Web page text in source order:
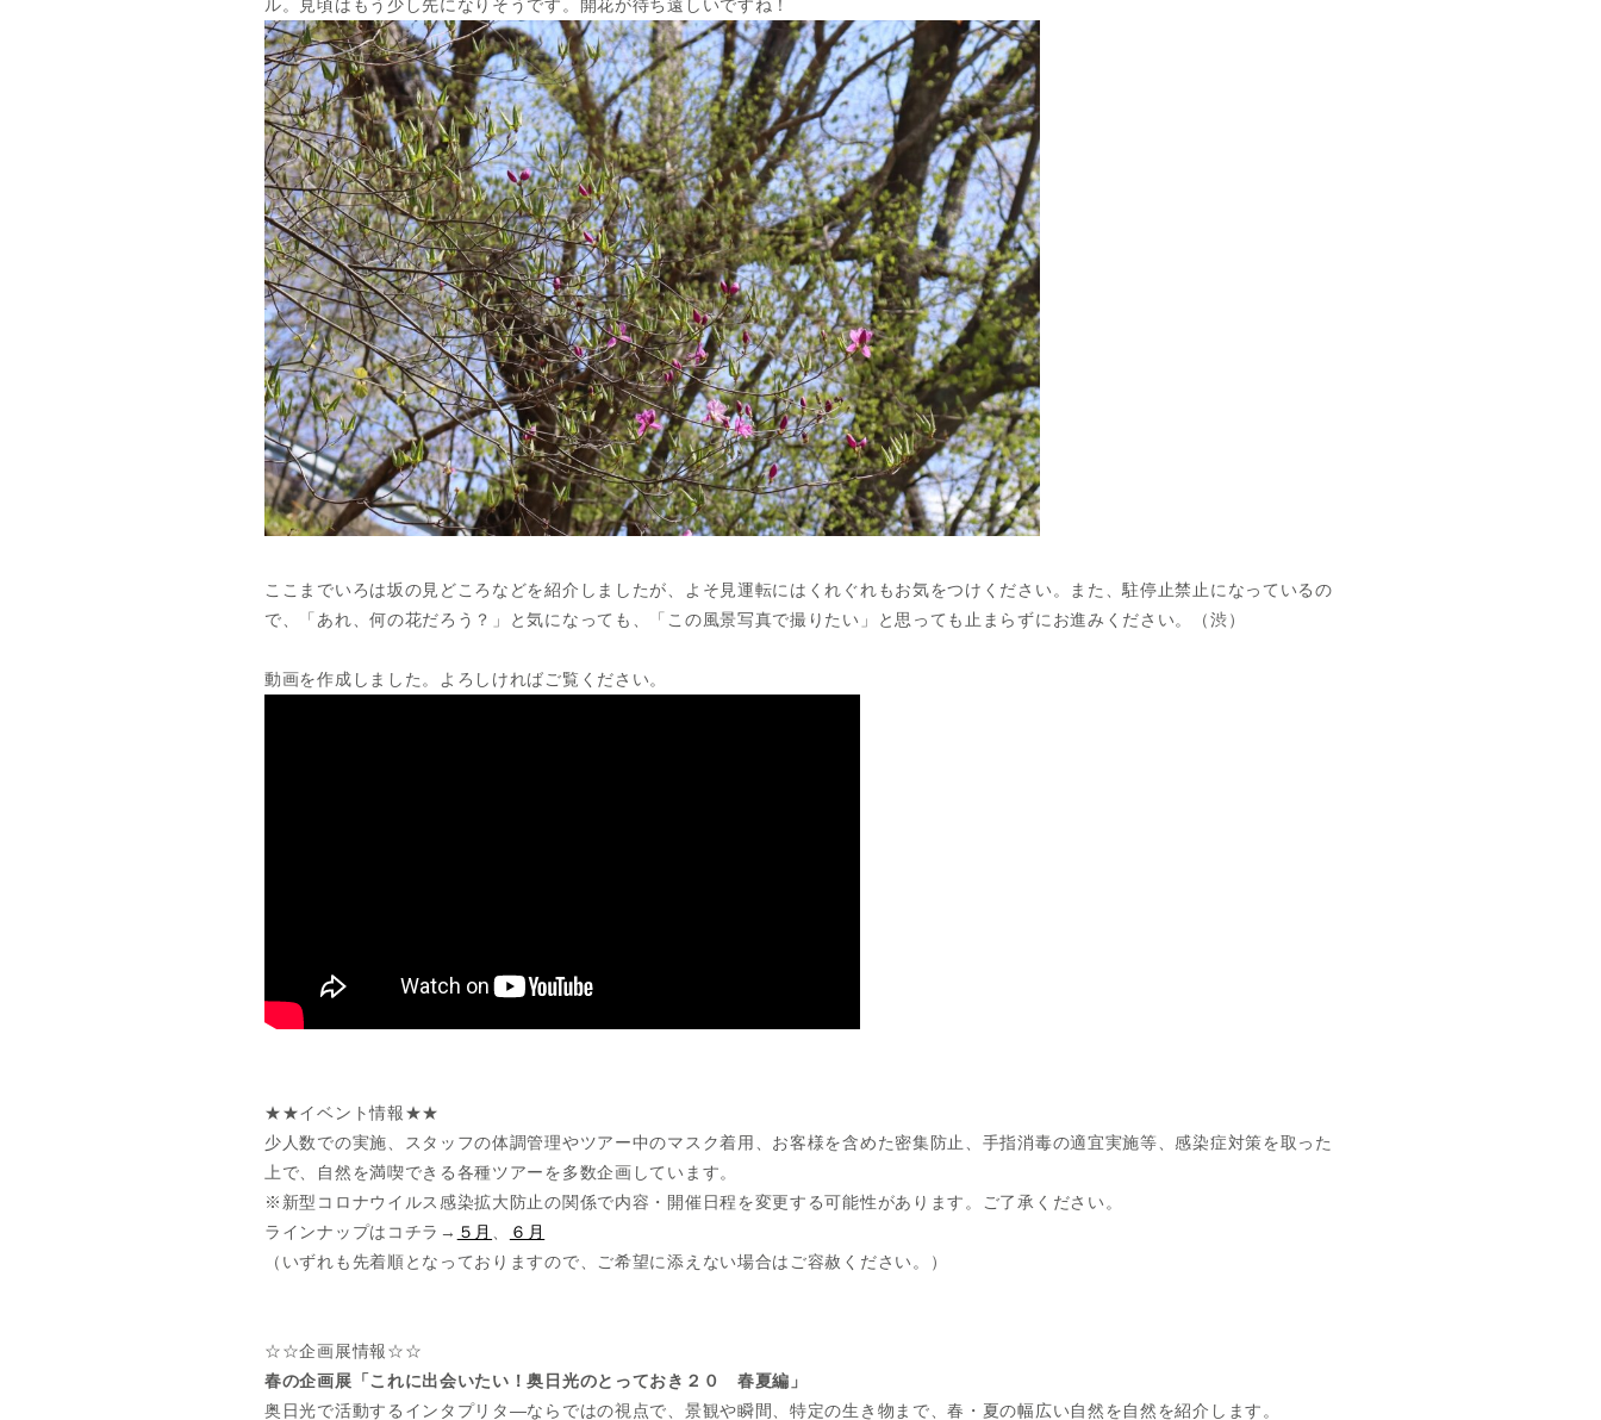
ル。見頃はもう少し先になりそうです。開花が待ち遠しいですね！
ここまでいろは坂の見どころなどを紹介しましたが、よそ見運転にはくれぐれもお気をつけください。また、駐停止禁止になっているの
で、「あれ、何の花だろう？」と気になっても、「この風景写真で撮りたい」と思っても止まらずにお進みください。（渋）
動画を作成しました。よろしければご覧ください。
★★イベント情報★★
少人数での実施、スタッフの体調管理やツアー中のマスク着用、お客様を含めた密集防止、手指消毒の適宜実施等、感染症対策を取った
上で、自然を満喫できる各種ツアーを多数企画しています。
※新型コロナウイルス感染拡大防止の関係で内容・開催日程を変更する可能性があります。ご了承ください。
ラインナップはコチラ→ ５月 、
６月
（いずれも先着順となっておりますので、ご希望に添えない場合はご容赦ください。）
☆☆企画展情報☆☆
春の企画展「これに出会いたい！奥日光のとっておき２０ 春夏編」
奥日光で活動するインタプリタ―ならではの視点で、景観や瞬間、特定の生き物まで、春・夏の幅広い自然を自然を紹介します。